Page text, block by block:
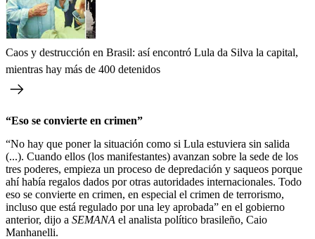
Caos y destrucción en Brasil: así encontró Lula da Silva la capital,
mientras hay más de 400 detenidos
“Eso se convierte en crimen”
“No hay que poner la situación como si Lula estuviera sin salida
(...). Cuando ellos (los manifestantes) avanzan sobre la sede de los
tres poderes, empieza un proceso de depredación y saqueos porque
ahí había regalos dados por otras autoridades internacionales. Todo
eso se convierte en crimen, en especial el crimen de terrorismo,
incluso que está regulado por una ley aprobada” en el gobierno
anterior, dijo a SEMANA el analista político brasileño, Caio
Manhanelli.